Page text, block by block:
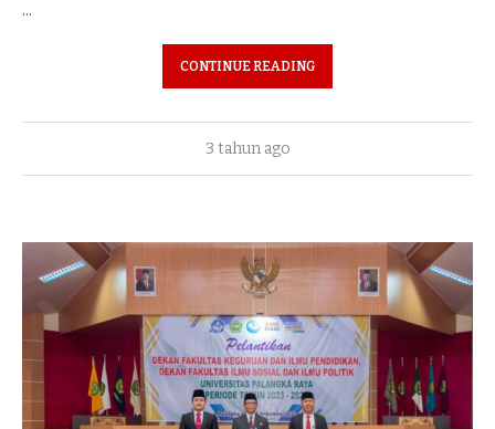
…
CONTINUE READING
3 tahun ago